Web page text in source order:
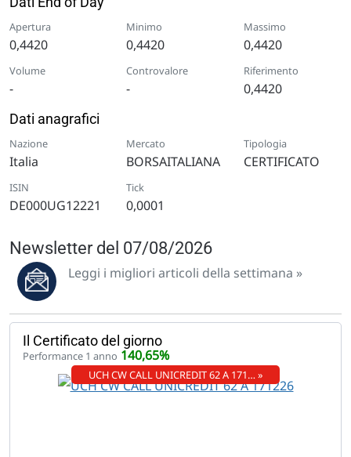
Apertura
0,4420
Minimo
0,4420
Massimo
0,4420
Volume
-
Controvalore
-
Riferimento
0,4420
Dati anagrafici
Nazione
Italia
Mercato
BORSAITALIANA
Tipologia
CERTIFICATO
ISIN
DE000UG12221
Tick
0,0001
Newsletter del 07/08/2026
Leggi i migliori articoli della settimana »
Il Certificato del giorno
Performance 1 anno 140,65%
UCH CW CALL UNICREDIT 62 A 171… »